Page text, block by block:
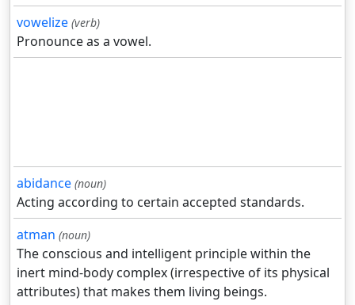
vowelize (verb)
Pronounce as a vowel.
abidance (noun)
Acting according to certain accepted standards.
atman (noun)
The conscious and intelligent principle within the
inert mind-body complex (irrespective of its physical
attributes) that makes them living beings.